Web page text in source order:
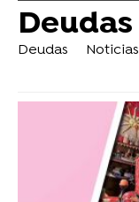
Deudas
Deudas Noticias